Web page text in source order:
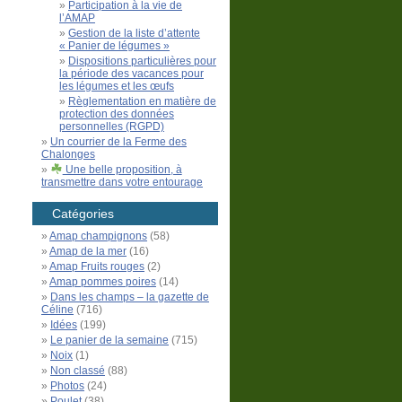
Participation à la vie de
l’AMAP
Gestion de la liste d’attente
« Panier de légumes »
Dispositions particulières pour
la période des vacances pour
les légumes et les œufs
Règlementation en matière de
protection des données
personnelles (RGPD)
Un courrier de la Ferme des
Chalonges
Une belle proposition, à
transmettre dans votre entourage
Catégories
Amap champignons (58)
Amap de la mer (16)
Amap Fruits rouges (2)
Amap pommes poires (14)
Dans les champs – la gazette de
Céline (716)
Idées (199)
Le panier de la semaine (715)
Noix (1)
Non classé (88)
Photos (24)